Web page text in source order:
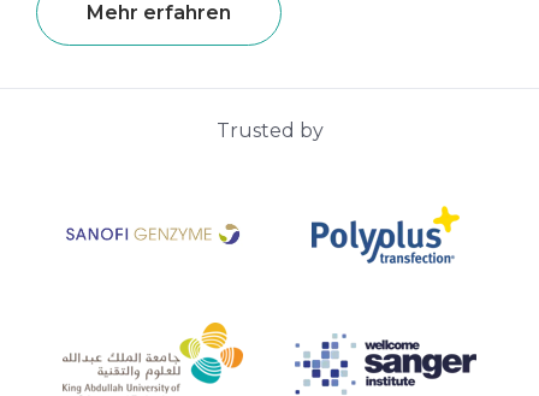
Mehr erfahren
Trusted by